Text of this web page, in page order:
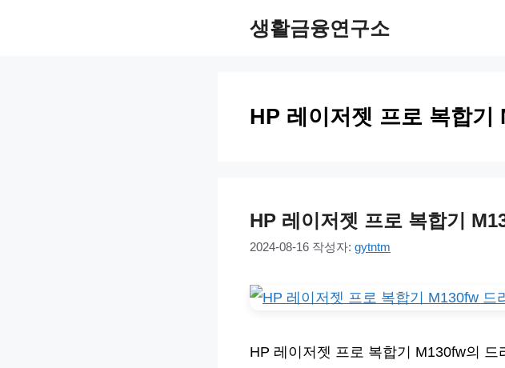
생활금융연구소
HP 레이저젯 프로 복합
HP 레이저젯 프로 복합기
2024-08-16 작성자: gytntm
HP 레이저젯 프로 복합기 M130fw의